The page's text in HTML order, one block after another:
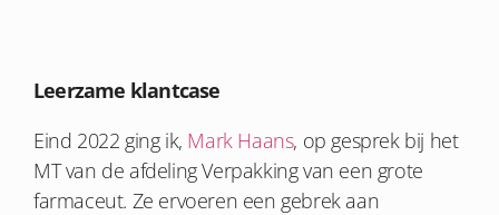
Leerzame klantcase
Eind 2022 ging ik, Mark Haans, op gesprek bij het
MT van de afdeling Verpakking van een grote
farmaceut. Ze ervoeren een gebrek aan